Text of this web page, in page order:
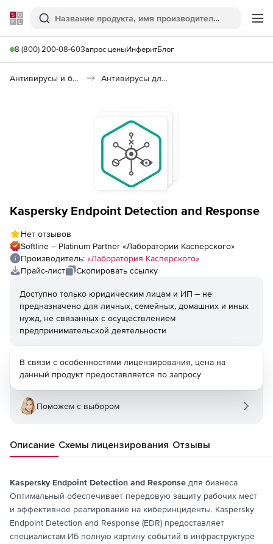
Softline
Поиск
8 (800) 200-08-60Запрос ценыИнферитБлог
Антивирусы и безопасность Антивирусы для организаций
Kaspersky Endpoint Detection and Response
Нет отзывов
Softline – Platinum Partner «Лаборатории Касперского»
Производитель: «Лаборатория Касперского»
Прайс-лист
Скопировать ссылку
Доступно только юридическим лицам и ИП – не
предназначено для личных, семейных, домашних и иных
нужд, не связанных с осуществлением
предпринимательской деятельности
В связи с особенностями лицензирования, цена на
данный продукт предоставляется по запросу
Поможем с выбором
Описание Схемы лицензирования Отзывы
Kaspersky Endpoint Detection and Response для бизнеса
Оптимальный обеспечивает передовую защиту рабочих мест
и эффективное реагирование на киберинциденты. Kaspersky
Endpoint Detection and Response (EDR) предоставляет
специалистам ИБ полную картину событий в инфраструктуре